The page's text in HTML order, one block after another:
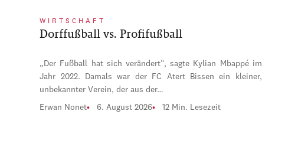
WIRTSCHAFT
Dorffußball vs. Profifußball
„Der Fußball hat sich verändert“, sagte Kylian Mbappé im
Jahr 2022. Damals war der FC Atert Bissen ein kleiner,
unbekannter Verein, der aus der…
Erwan Nonet 6. August 2026 12 Min. Lesezeit